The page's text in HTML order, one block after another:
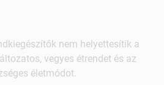
nem helyettesítik a
vegyes étrendet és az
életmódot.